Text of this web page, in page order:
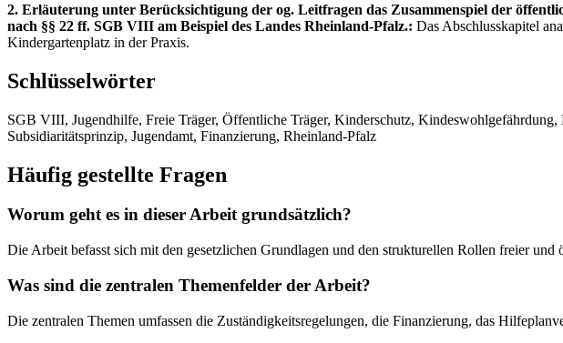
2. Erläuterung unter Berücksichtigung der og. Leitfragen das Zusammenspiel der
nach §§ 22 ff. SGB VIII am Beispiel des Landes Rheinland-Pfalz.: Das Abschlusskapitel
Kindergartenplatz in der Praxis.
Schlüsselwörter
SGB VIII, Jugendhilfe, Freie Träger, Öffentliche Träger, Kinderschutz,
Subsidiaritätsprinzip, Jugendamt, Finanzierung, Rheinland-Pfalz
Häufig gestellte Fragen
Worum geht es in dieser Arbeit grundsätzlich?
Die Arbeit befasst sich mit den gesetzlichen Grundlagen und den strukturellen Rollen freier
Was sind die zentralen Themenfelder der Arbeit?
Die zentralen Themen umfassen die Zuständigkeitsregelungen, die Finanzierung, das